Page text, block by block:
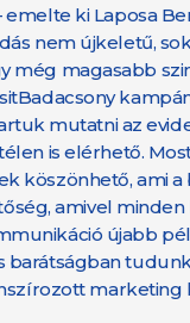
ki Laposa
nem újkeletű,
magasabb
mutatni az
is elérhető.
ami a
amivel
újabb
marketing